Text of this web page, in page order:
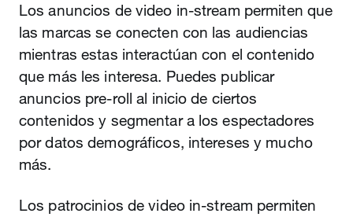
Los anuncios de video in-stream permiten que
las marcas se conecten con las audiencias
mientras estas interactúan con el contenido
que más les interesa. Puedes publicar
anuncios pre-roll al inicio de ciertos
contenidos y segmentar a los espectadores
por datos demográficos, intereses y mucho
más.
Los patrocinios de video in-stream permiten